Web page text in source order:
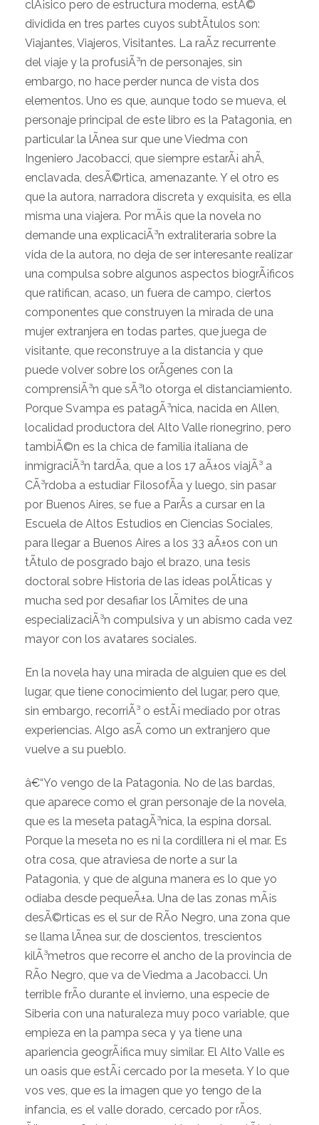
clÃ¡sico pero de estructura moderna, estÃ©
dividida en tres partes cuyos subtÃ­tulos son:
Viajantes, Viajeros, Visitantes. La raÃ­z recurrente
del viaje y la profusiÃ³n de personajes, sin
embargo, no hace perder nunca de vista dos
elementos. Uno es que, aunque todo se mueva, el
personaje principal de este libro es la Patagonia, en
particular la lÃ­nea sur que une Viedma con
Ingeniero Jacobacci, que siempre estarÃ¡ ahÃ­,
enclavada, desÃ©rtica, amenazante. Y el otro es
que la autora, narradora discreta y exquisita, es ella
misma una viajera. Por mÃ¡s que la novela no
demande una explicaciÃ³n extraliteraria sobre la
vida de la autora, no deja de ser interesante realizar
una compulsa sobre algunos aspectos biogrÃ¡ficos
que ratifican, acaso, un fuera de campo, ciertos
componentes que construyen la mirada de una
mujer extranjera en todas partes, que juega de
visitante, que reconstruye a la distancia y que
puede volver sobre los orÃ­genes con la
comprensiÃ³n que sÃ³lo otorga el distanciamiento.
Porque Svampa es patagÃ³nica, nacida en Allen,
localidad productora del Alto Valle rionegrino, pero
tambiÃ©n es la chica de familia italiana de
inmigraciÃ³n tardÃ­a, que a los 17 aÃ±os viajÃ³ a
CÃ³rdoba a estudiar FilosofÃ­a y luego, sin pasar
por Buenos Aires, se fue a ParÃ­s a cursar en la
Escuela de Altos Estudios en Ciencias Sociales,
para llegar a Buenos Aires a los 33 aÃ±os con un
tÃ­tulo de posgrado bajo el brazo, una tesis
doctoral sobre Historia de las ideas polÃ­ticas y
mucha sed por desafiar los lÃ­mites de una
especializaciÃ³n compulsiva y un abismo cada vez
mayor con los avatares sociales.
En la novela hay una mirada de alguien que es del
lugar, que tiene conocimiento del lugar, pero que,
sin embargo, recorriÃ³ o estÃ¡ mediado por otras
experiencias. Algo asÃ­ como un extranjero que
vuelve a su pueblo.
â€“Yo vengo de la Patagonia. No de las bardas,
que aparece como el gran personaje de la novela,
que es la meseta patagÃ³nica, la espina dorsal.
Porque la meseta no es ni la cordillera ni el mar. Es
otra cosa, que atraviesa de norte a sur la
Patagonia, y que de alguna manera es lo que yo
odiaba desde pequeÃ±a. Una de las zonas mÃ¡s
desÃ©rticas es el sur de RÃ­o Negro, una zona que
se llama lÃ­nea sur, de doscientos, trescientos
kilÃ³metros que recorre el ancho de la provincia de
RÃ­o Negro, que va de Viedma a Jacobacci. Un
terrible frÃ­o durante el invierno, una especie de
Siberia con una naturaleza muy poco variable, que
empieza en la pampa seca y ya tiene una
apariencia geogrÃ¡fica muy similar. El Alto Valle es
un oasis que estÃ¡ cercado por la meseta. Y lo que
vos ves, que es la imagen que yo tengo de la
infancia, es el valle dorado, cercado por rÃ­os,